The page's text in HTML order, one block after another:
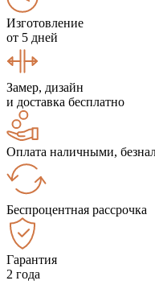
Изготовление
от 5 дней
Замер, дизайн
и доставка бесплатно
Оплата наличными,
Беспроцентная рассрочка
Гарантия
2 года